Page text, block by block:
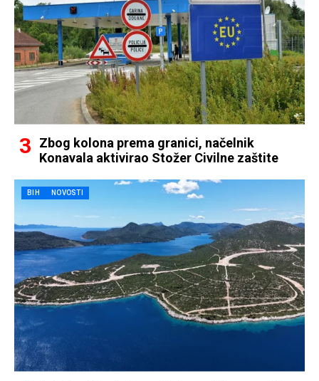
Zbog kolona prema granici, načelnik
Konavala aktivirao Stožer Civilne zaštite
BIH NOVOSTI